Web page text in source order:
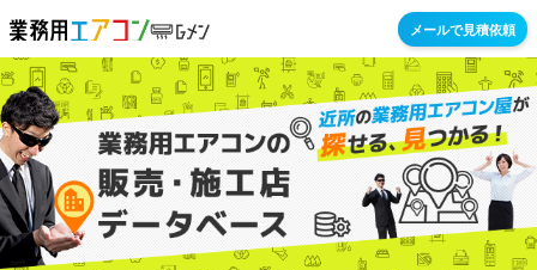
メールで見積依頼